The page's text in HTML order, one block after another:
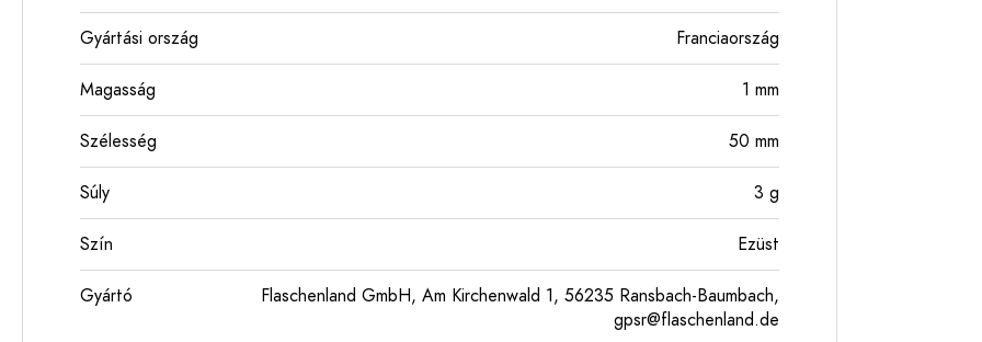
Gyártási ország Franciaország
Magasság 1 mm
Szélesség 50 mm
Súly 3 g
Szín Ezüst
Gyártó
Flaschenland GmbH, Am Kirchenwald 1, 56235 Ransbach-Baumbach,
gpsr@flaschenland.de